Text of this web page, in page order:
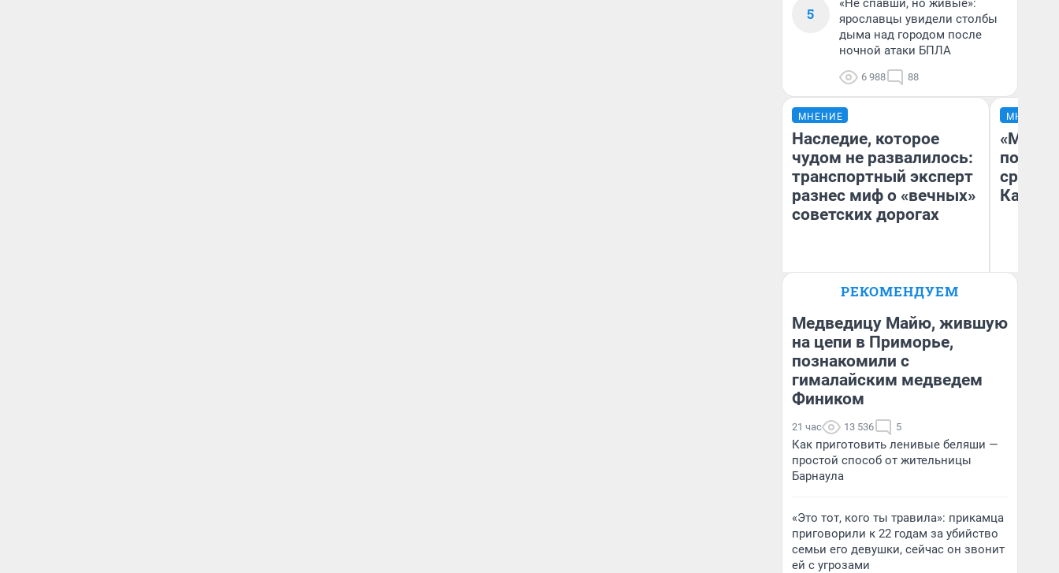
5
«Не спавши, но живые»:
ярославцы увидели столбы
дыма над городом после
ночной атаки БПЛА
6 988 88
МНЕНИЕ
Наследие, которое
чудом не развалилось:
транспортный эксперт
разнес миф о «вечных»
советских дорогах
Блогер, предприниматель,
бизнесе
МНЕНИЕ
РЕКОМЕНДУЕМ
Медведицу Майю, жившую
на цепи в Приморье,
познакомили с
гималайским медведем
Фиником
21 час 13 536 5
Как приготовить ленивые беляши —
простой способ от жительницы
Барнаула
«Это тот, кого ты травила»: прикамца
приговорили к 22 годам за убийство
семьи его девушки, сейчас он звонит
ей с угрозами